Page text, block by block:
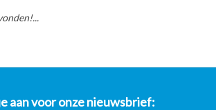
aan voor onze nieuwsbrief: